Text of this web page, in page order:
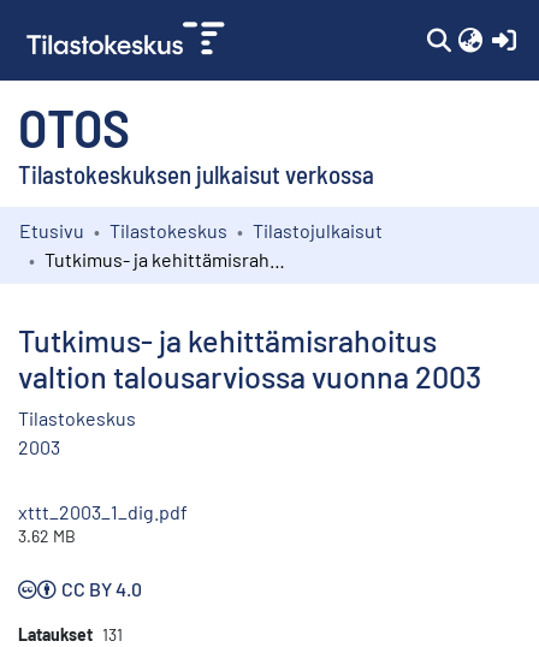
OTOS
Tilastokeskuksen julkaisut verkossa
Kokoelmat
Etusivu Tilastokeskus
Tilastojulkaisut
Tutkimus- ja kehittämisrahoitus
valtion talousarviossa vuonna 2003
Tilastokeskus
2003
xttt_2003_1_dig.pdf
3.62 MB
CC BY 4.0
Lataukset 131